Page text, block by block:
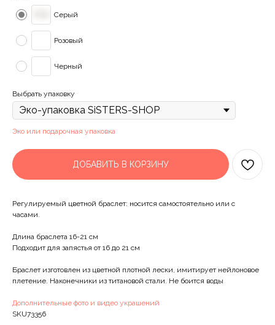
Серый
Розовый
Черный
Выбрать упаковку
Эко или подарочная упаковка
ДОБАВИТЬ В КОРЗИНУ
Регулируемый цветной браслет: носится самостоятельно или с
часами.
Длина браслета 16-21 см
Подходит для запястья от 16 до 21 см
Браслет изготовлен из цветной плотной лески, имитирует нейлоновое
плетение. Наконечники из титановой стали. Не боится воды
Дополнительные фото и видео украшений
SKU73356